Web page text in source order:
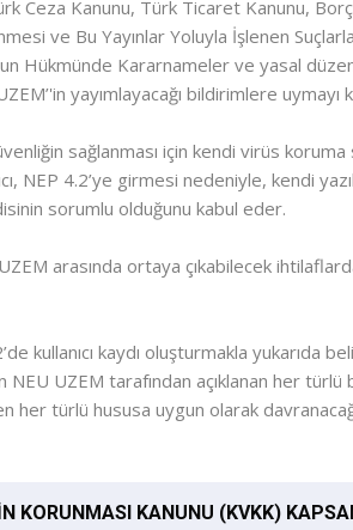
Ceza Kanunu, Türk Ticaret Kanunu,
ve Bu Yayınlar Yoluyla İşlenen
Hükmünde Kararnameler ve yasal
yayımlayacağı bildirimlere uymayı
sağlanması için kendi virüs
NEP 4.2’ye girmesi nedeniyle, kendi
sorumlu olduğunu kabul eder.
arasında ortaya çıkabilecek
kullanıcı kaydı oluşturmakla
UZEM tarafından açıklanan her türlü
her türlü hususa uygun olarak
KANUNU (KVKK) KAPSAMINDA